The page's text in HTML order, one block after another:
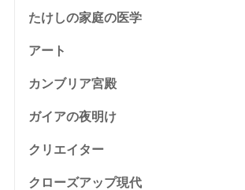
たけしの家庭の医学
アート
カンブリア宮殿
ガイアの夜明け
クリエイター
クローズアップ現代